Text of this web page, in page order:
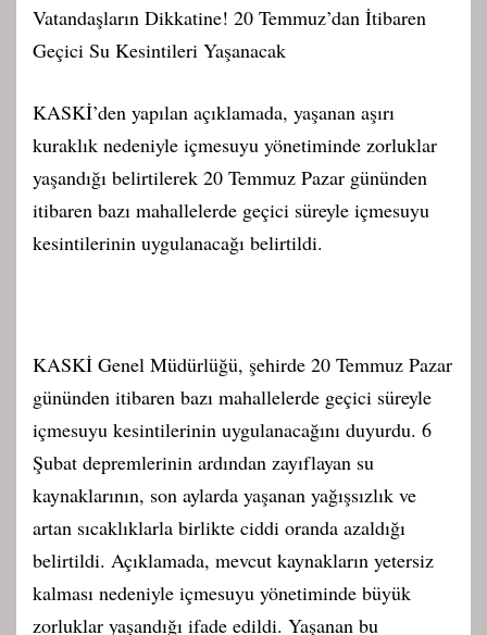
Vatandaşların Dikkatine! 20 Temmuz’dan İtibaren
Geçici Su Kesintileri Yaşanacak
KASKİ’den yapılan açıklamada, yaşanan aşırı
kuraklık nedeniyle içmesuyu yönetiminde zorluklar
yaşandığı belirtilerek 20 Temmuz Pazar gününden
itibaren bazı mahallelerde geçici süreyle içmesuyu
kesintilerinin uygulanacağı belirtildi.
KASKİ Genel Müdürlüğü, şehirde 20 Temmuz Pazar
gününden itibaren bazı mahallelerde geçici süreyle
içmesuyu kesintilerinin uygulanacağını duyurdu. 6
Şubat depremlerinin ardından zayıflayan su
kaynaklarının, son aylarda yaşanan yağışsızlık ve
artan sıcaklıklarla birlikte ciddi oranda azaldığı
belirtildi. Açıklamada, mevcut kaynakların yetersiz
kalması nedeniyle içmesuyu yönetiminde büyük
zorluklar yaşandığı ifade edildi. Yaşanan bu